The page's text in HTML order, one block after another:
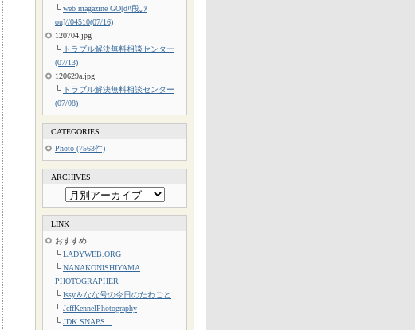
└ web magazine GO[dﾊ段｡ｧ
ou]//04510(07/16)
120704.jpg
└ トラブル解決無料相談センター
(07/13)
120629a.jpg
└ トラブル解決無料相談センター
(07/08)
CATEGORIES
Photo (7563件)
ARCHIVES
LINK
おすすめ
└ LADYWEB.ORG
└ NANAKONISHIYAMA
PHOTOGRAPHER
└ Issy＆なな号の今日のたわごと
└ JeffKennelPhotography
└ JDK SNAPS...